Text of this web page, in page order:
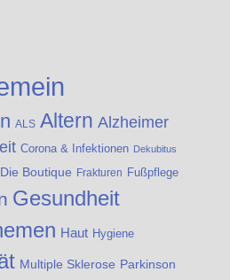
ALS Altern Alzheimer
Corona & Infektionen Dekubitus
Die Boutique Frakturen Fußpflege
Gesundheit
Haut Hygiene
Multiple Sklerose Parkinson